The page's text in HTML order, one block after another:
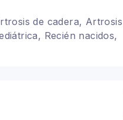
de cadera, Artrosis
Recién nacidos,